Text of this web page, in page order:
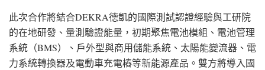
此次合作將結合DEKRA德凱的國際測試認證經驗與工研院
的在地研發、量測驗證能量，初期聚焦電池模組、電池管理
系統（BMS）、戶外型與商用儲能系統、太陽能變流器、電
力系統轉換器及電動車充電樁等新能源產品。雙方將導入國